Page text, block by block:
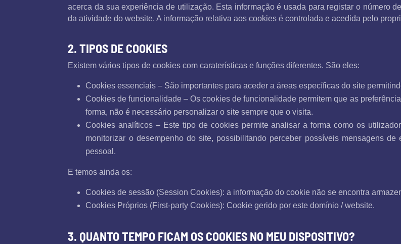
acerca da sua experiência de utilização. Esta informação é usada para registar o número
da atividade do website. A informação relativa aos cookies é controlada e acedida pelo
2. TIPOS DE COOKIES
Existem vários tipos de cookies com caraterísticas e funções diferentes. São eles:
Cookies essenciais – São importantes para aceder a áreas específicas do site
Cookies de funcionalidade – Os cookies de funcionalidade permitem que as
forma, não é necessário personalizar o site sempre que o visita.
Cookies analíticos – Este tipo de cookies permite analisar a forma como os
monitorizar o desempenho do site, possibilitando perceber possíveis mensagens
pessoal.
E temos ainda os:
Cookies de sessão (Session Cookies): a informação do cookie não se encontra
Cookies Próprios (First-party Cookies): Cookie gerido por este domínio / website.
3. QUANTO TEMPO FICAM OS COOKIES NO MEU DISPOSITIVO?